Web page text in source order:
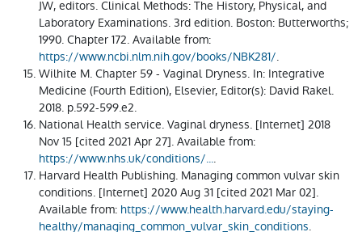
JW, editors. Clinical Methods: The History, Physical, and
Laboratory Examinations. 3rd edition. Boston: Butterworths;
1990. Chapter 172. Available from:
https://www.ncbi.nlm.nih.gov/books/NBK281/.
Wilhite M. Chapter 59 - Vaginal Dryness. In: Integrative
Medicine (Fourth Edition), Elsevier, Editor(s): David Rakel.
2018. p.592-599.e2.
National Health service. Vaginal dryness. [Internet] 2018
Nov 15 [cited 2021 Apr 27]. Available from:
https://www.nhs.uk/conditions/....
Harvard Health Publishing. Managing common vulvar skin
conditions. [Internet] 2020 Aug 31 [cited 2021 Mar 02].
Available from: https://www.health.harvard.edu/staying-
healthy/managing_common_vulvar_skin_conditions.